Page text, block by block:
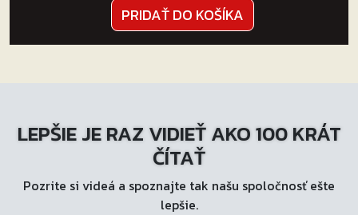
PRIDAŤ DO KOŠÍKA
LEPŠIE JE RAZ VIDIEŤ AKO 100 KRÁT
ČÍTAŤ
Pozrite si videá a spoznajte tak našu spoločnosť ešte
lepšie.